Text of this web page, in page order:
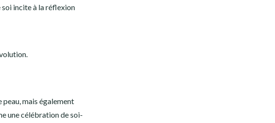
soi incite à la réflexion
mais également
une célébration de soi-